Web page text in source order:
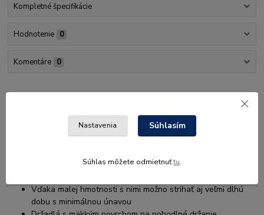
Kompletné špecifikácie
Hodnotenie 0
Komentáre 0
PowerGear™ II Nožnice na silné vetvy, prevodové, háková hlava
Vďaka malej hmotnosti s nimi možno strihať aj veľmi dlhú
dobu s minimálnou únavou
Nastavenia Súhlasím
Súhlas môžete odmietnuťtu.